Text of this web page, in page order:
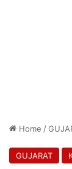
Home /
GUJARAT